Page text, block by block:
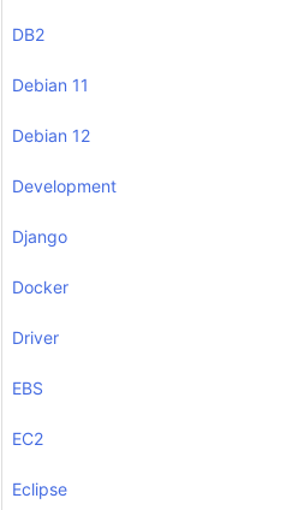
DB2
Debian 11
Debian 12
Development
Django
Docker
Driver
EBS
EC2
Eclipse